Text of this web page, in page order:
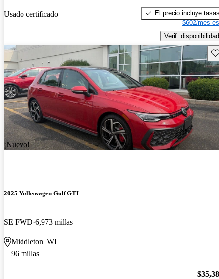
Usado certificado
El precio incluye tasas
$602/mes
Verif. disponibilidad
¡Nuevo!
2025 Volkswagen Golf GTI
SE FWD 6,973 millas
Middleton, WI
96 millas